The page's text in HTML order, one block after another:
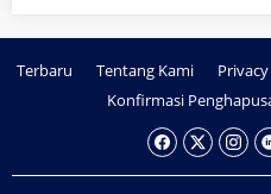
Terbaru Tentang Kami
Konfirmasi